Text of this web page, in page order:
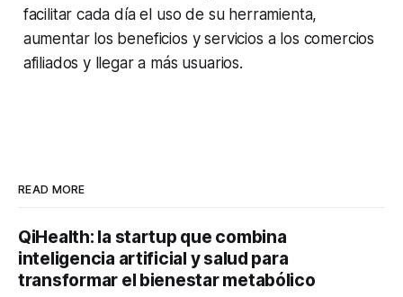
facilitar cada día el uso de su herramienta,
aumentar los beneficios y servicios a los comercios
afiliados y llegar a más usuarios.
READ MORE
QiHealth: la startup que combina
inteligencia artificial y salud para
transformar el bienestar metabólico